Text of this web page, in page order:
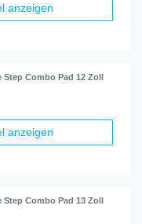
anzeigen
Step Combo Pad 12 Zoll
anzeigen
Step Combo Pad 13 Zoll